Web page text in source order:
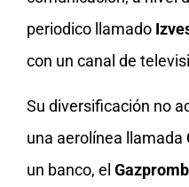
periodico llamado
con un canal de
Su diversificación no
una aerolínea llamada
un banco, el